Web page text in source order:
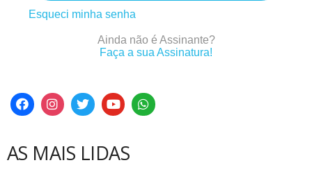
Esqueci minha senha
Ainda não é Assinante?
Faça a sua Assinatura!
AS MAIS LIDAS